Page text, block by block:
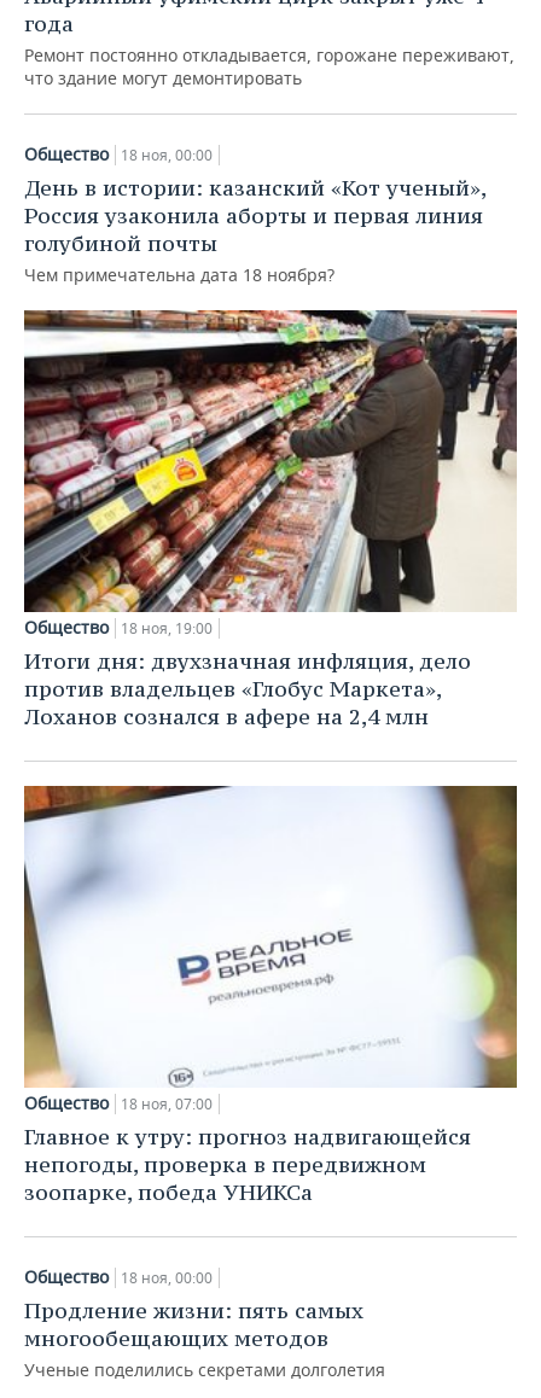
года
Ремонт постоянно откладывается, горожане переживают,
что здание могут демонтировать
Общество 18 ноя, 00:00
День в истории: казанский «Кот ученый»,
Россия узаконила аборты и первая линия
голубиной почты
Чем примечательна дата 18 ноября?
Общество 18 ноя, 19:00
Итоги дня: двухзначная инфляция, дело
против владельцев «Глобус Маркета»,
Лоханов сознался в афере на 2,4 млн
Общество 18 ноя, 07:00
Главное к утру: прогноз надвигающейся
непогоды, проверка в передвижном
зоопарке, победа УНИКСа
Общество 18 ноя, 00:00
Продление жизни: пять самых
многообещающих методов
Ученые поделились секретами долголетия